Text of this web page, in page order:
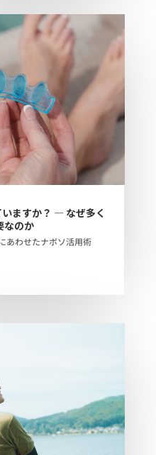
ますか？ ― なぜ多く
なのか
あわせたナボソ活用術